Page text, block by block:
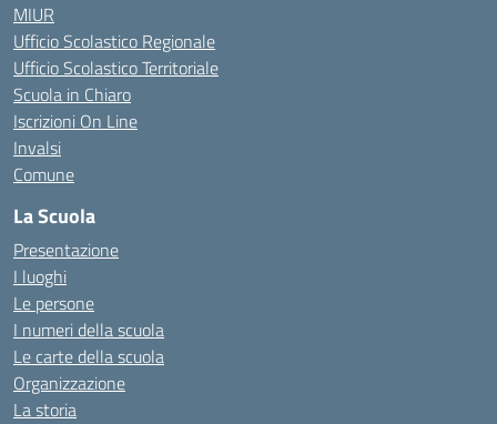
MIUR
Ufficio Scolastico Regionale
Ufficio Scolastico Territoriale
Scuola in Chiaro
Iscrizioni On Line
Invalsi
Comune
La Scuola
Presentazione
I luoghi
Le persone
I numeri della scuola
Le carte della scuola
Organizzazione
La storia